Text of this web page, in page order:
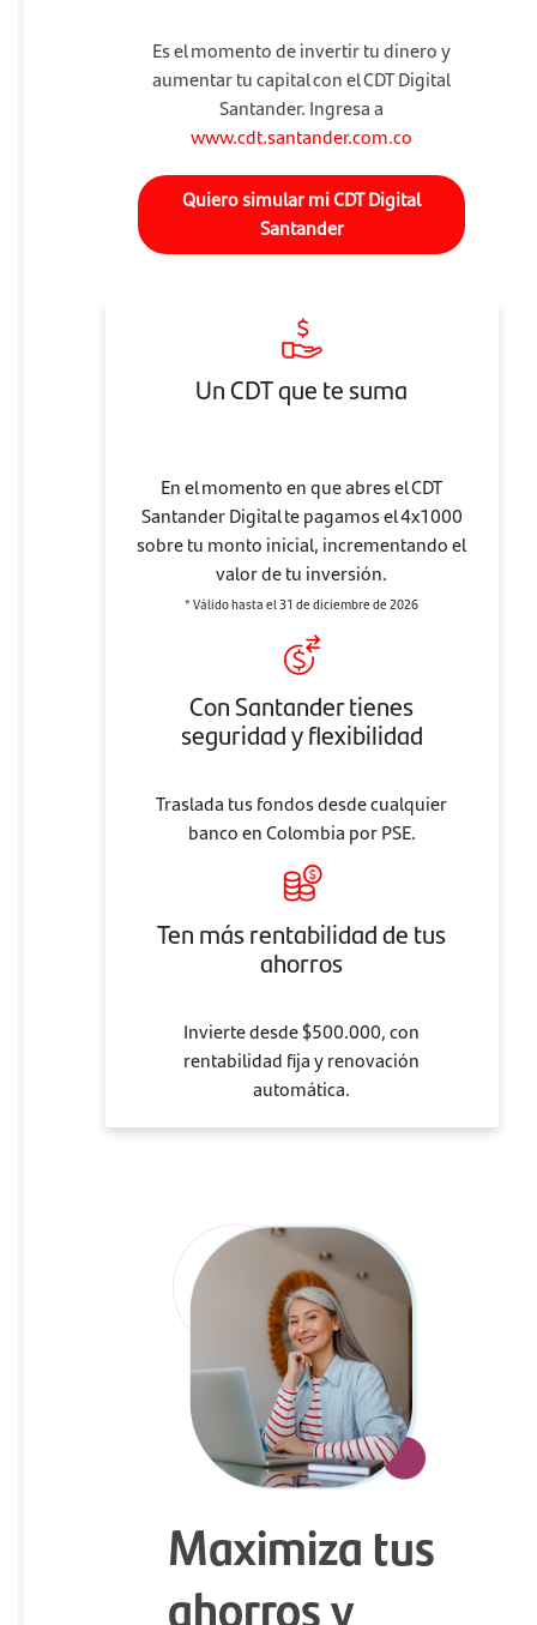
Es el momento de invertir tu dinero y
aumentar tu capital con el CDT Digital
Santander. Ingresa a
www.cdt.santander.com.co
Quiero simular mi CDT Digital
Santander
Un CDT que te suma
En el momento en que abres el CDT
Santander Digital te pagamos el 4x1000
sobre tu monto inicial, incrementando el
valor de tu inversión.
* Válido hasta el 31 de diciembre de 2026
Con Santander tienes
seguridad y flexibilidad
Traslada tus fondos desde cualquier
banco en Colombia por PSE.
Ten más rentabilidad de tus
ahorros
Invierte desde $500.000, con
rentabilidad fija y renovación
automática.
Maximiza tus
ahorros y